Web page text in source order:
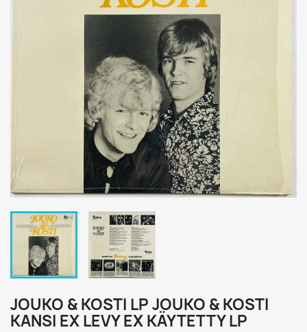
JOUKO & KOSTI LP JOUKO & KOSTI
KANSI EX LEVY EX KÄYTETTY LP